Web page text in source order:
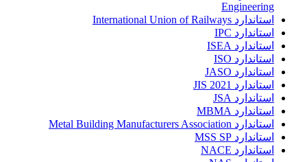
Engineering
استاندارد International Union of Railways
استاندارد IPC
استاندارد ISEA
استاندارد ISO
استاندارد JASO
استاندارد JIS 2021
استاندارد JSA
استاندارد MBMA
استاندارد Metal Building Manufacturers Association
استاندارد MSS SP
استاندارد NACE